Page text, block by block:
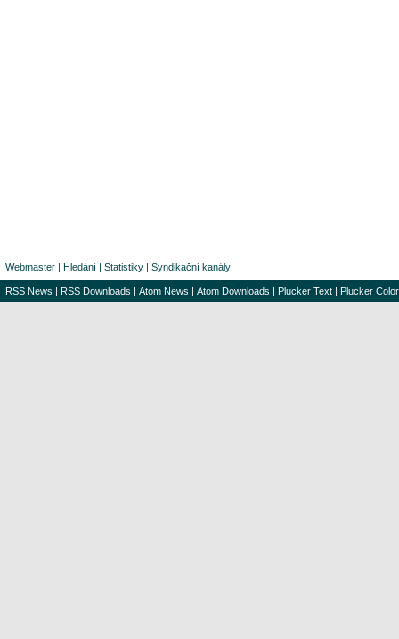
Webmaster | Hledání | Statistiky | Syndikační kanály
RSS News | RSS Downloads | Atom News | Atom Downloads | Plucker Text | Plucker Color